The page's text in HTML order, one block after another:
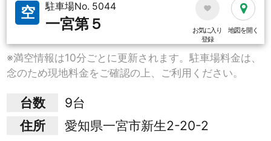
空 駐車場No. 5044
一宮第５
お気に入り
登録
地図を開く
※満空情報は10分ごとに更新されます。駐車場料金は、
念のため現地料金をご確認の上、ご利用ください。
台数
9台
住所
愛知県一宮市新生2-20-2